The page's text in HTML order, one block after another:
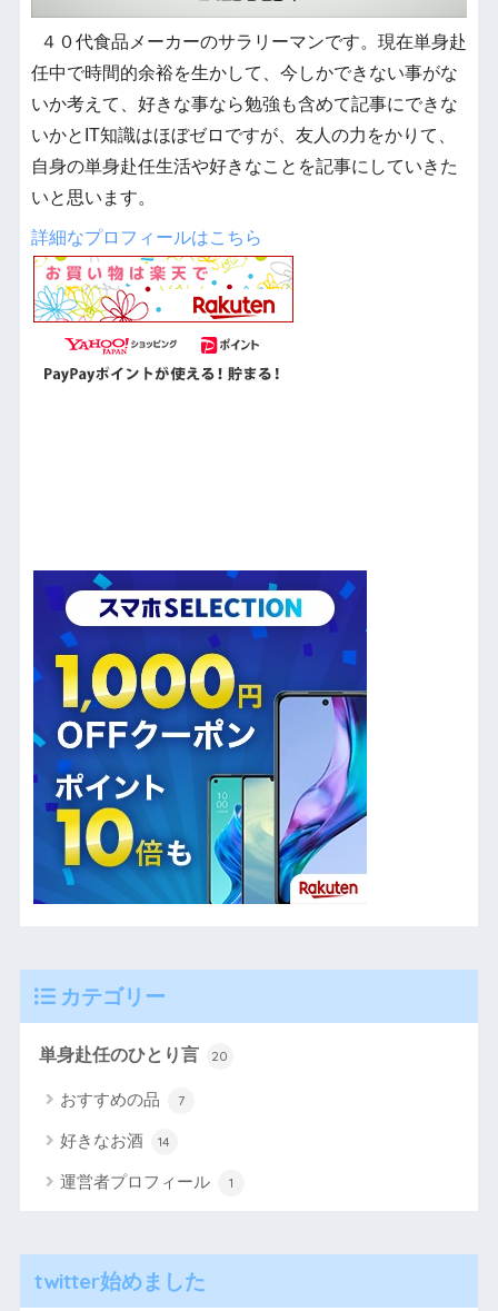
４０代食品メーカーのサラリーマンです。現在単身赴
任中で時間的余裕を生かして、今しかできない事がな
いか考えて、好きな事なら勉強も含めて記事にできな
いかとIT知識はほぼゼロですが、友人の力をかりて、
自身の単身赴任生活や好きなことを記事にしていきた
いと思います。
詳細なプロフィールはこちら
カテゴリー
単身赴任のひとり言 20
おすすめの品 7
好きなお酒 14
運営者プロフィール 1
twitter始めました